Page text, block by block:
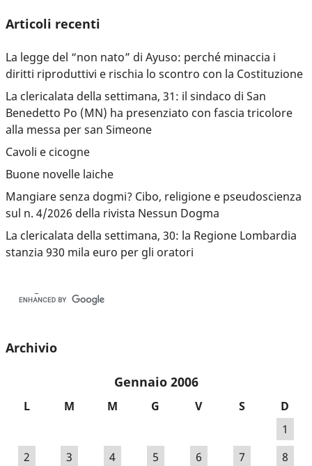
Articoli recenti
La legge del “non nato” di Ayuso: perché minaccia i
diritti riproduttivi e rischia lo scontro con la Costituzione
La clericalata della settimana, 31: il sindaco di San
Benedetto Po (MN) ha presenziato con fascia tricolore
alla messa per san Simeone
Cavoli e cicogne
Buone novelle laiche
Mangiare senza dogmi? Cibo, religione e pseudoscienza
sul n. 4/2026 della rivista Nessun Dogma
La clericalata della settimana, 30: la Regione Lombardia
stanzia 930 mila euro per gli oratori
Archivio
Gennaio 2006
L M M G V S
D
1
2
3 4 5 6 7
8